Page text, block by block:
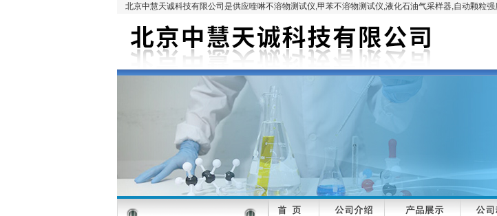
北京中慧天诚科技有限公司是供应喹啉不溶物测试仪,甲苯不溶物测试仪,液化石油气采样器,自动颗粒强